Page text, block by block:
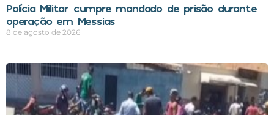
Polícia Militar cumpre mandado de prisão durante
operação em Messias
8 de agosto de 2026